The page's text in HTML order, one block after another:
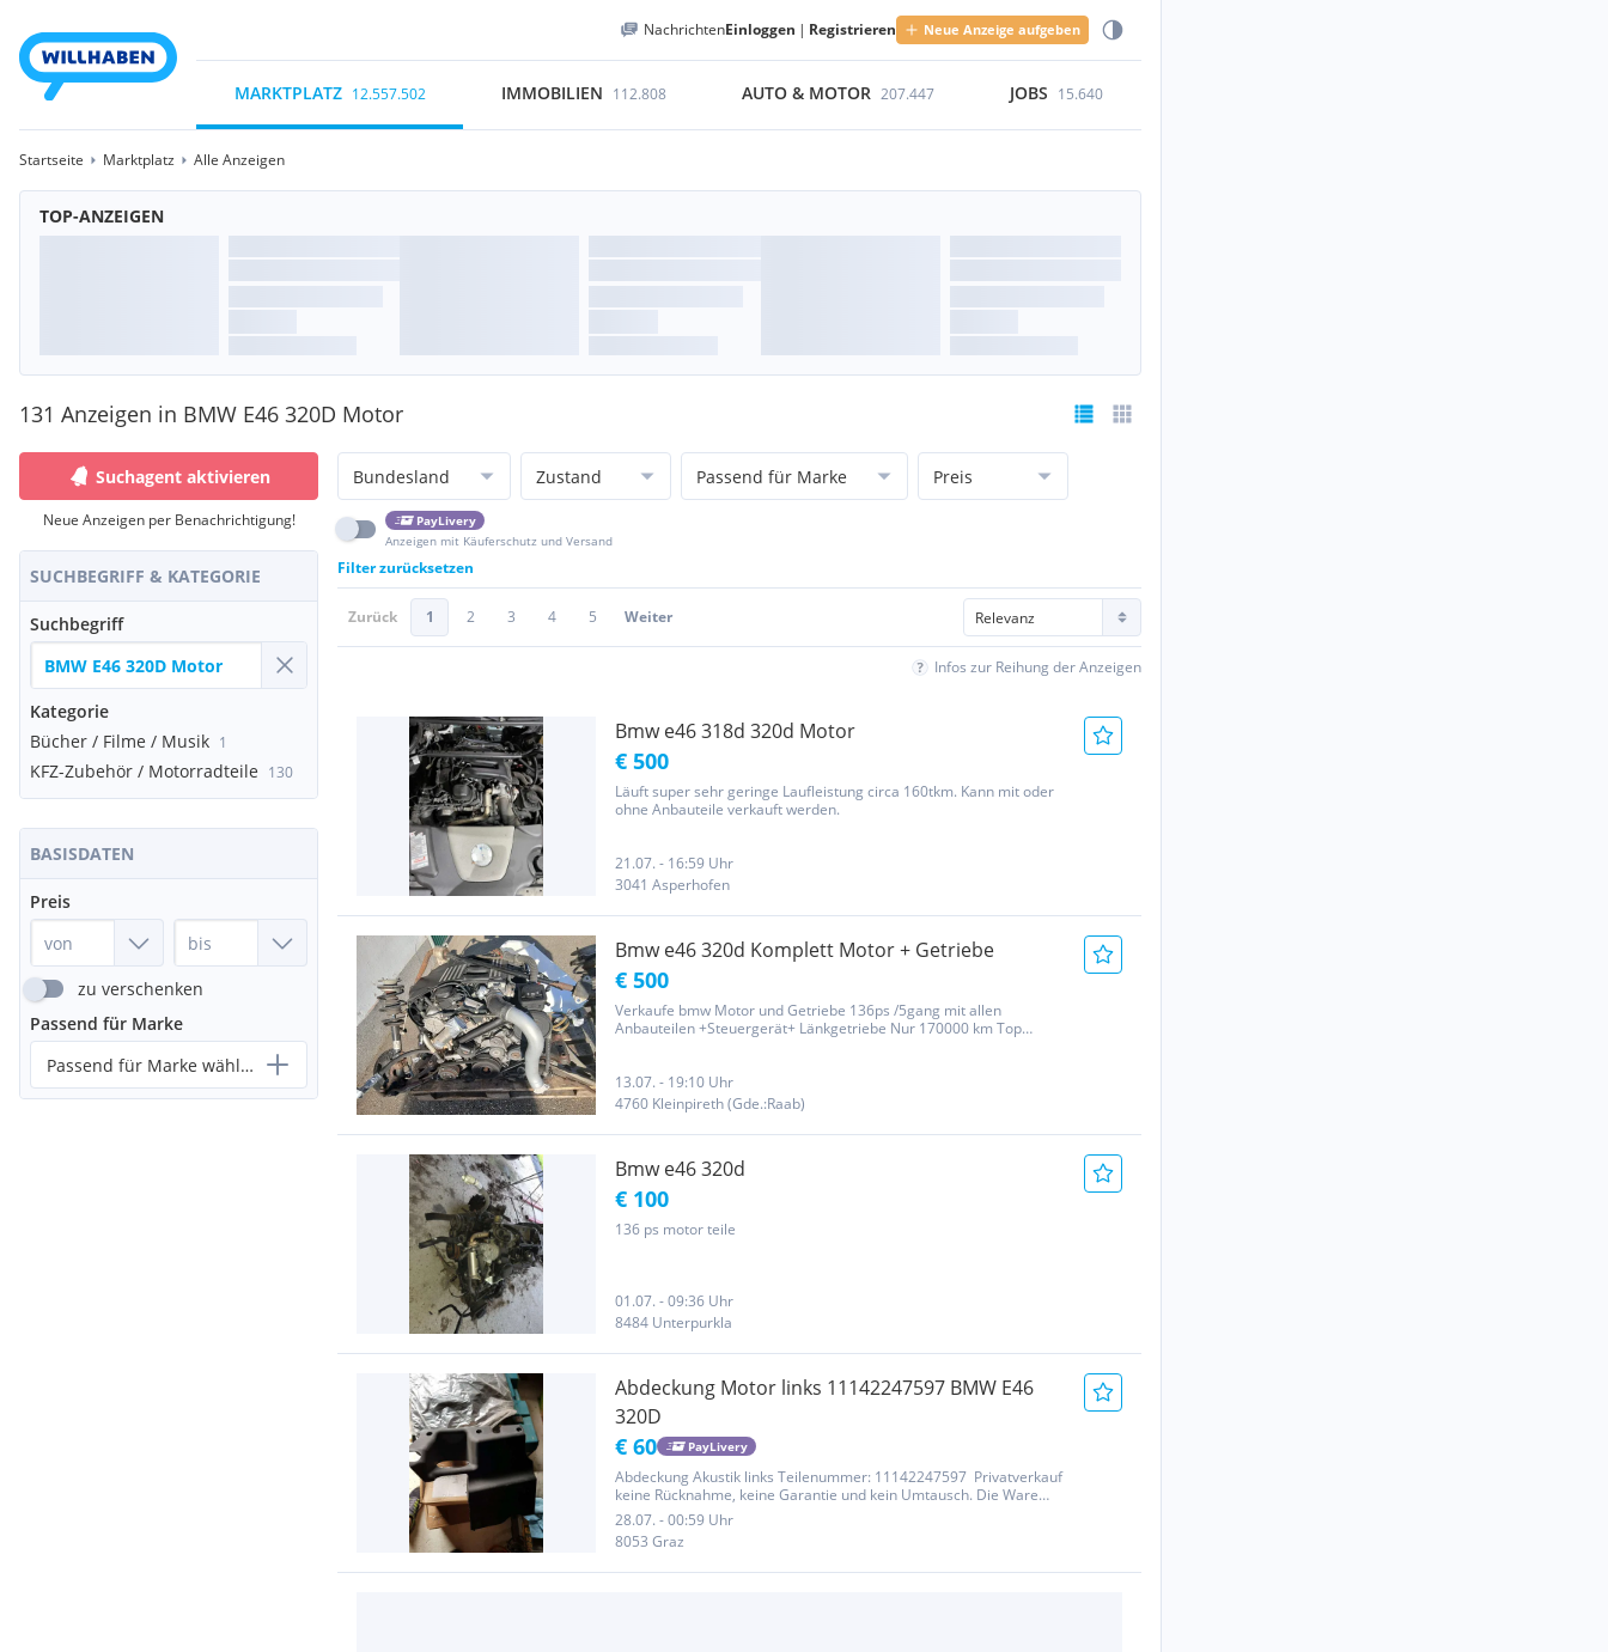
NachrichtenEinloggen | Registrieren Neue Anzeige aufgeben
MARKTPLATZ 12.557.502 IMMOBILIEN 112.808 AUTO & MOTOR 207.447 JOBS 15.640
Startseite Marktplatz Alle Anzeigen
TOP-ANZEIGEN
131 Anzeigen in BMW E46 320D Motor
Suchagent aktivieren
Neue Anzeigen per Benachrichtigung!
SUCHBEGRIFF & KATEGORIE
Suchbegriff
Kategorie
Bücher / Filme / Musik 1
KFZ-Zubehör / Motorradteile 130
BASISDATEN
Preis
zu verschenken
Passend für Marke
Passend für Marke wählen...
Bundesland Zustand Passend für Marke Preis
PayLivery
Anzeigen mit Käuferschutz und Versand
Filter zurücksetzen
Zurück 1 2 3 4 5 Weiter
Infos zur Reihung der Anzeigen
Bmw e46 318d 320d Motor
€ 500
Läuft super sehr geringe Laufleistung circa 160tkm. Kann mit oder
ohne Anbauteile verkauft werden.
21.07. - 16:59 Uhr
3041 Asperhofen
Bmw e46 320d Komplett Motor + Getriebe
€ 500
Verkaufe bmw Motor und Getriebe 136ps /5gang mit allen
Anbauteilen +Steuergerät+ Länkgetriebe Nur 170000 km Top
13.07. - 19:10 Uhr
4760 Kleinpireth (Gde.:Raab)
Bmw e46 320d
€ 100
136 ps motor teile
01.07. - 09:36 Uhr
8484 Unterpurkla
Abdeckung Motor links 11142247597 BMW E46
320D
€ 60 PayLivery
Abdeckung Akustik links Teilenummer: 11142247597 Privatverkauf
keine Rücknahme, keine Garantie und kein Umtausch. Die Ware
wird unter Ausschluss jeglicher Gewährleistung verkauft.
28.07. - 00:59 Uhr
8053 Graz